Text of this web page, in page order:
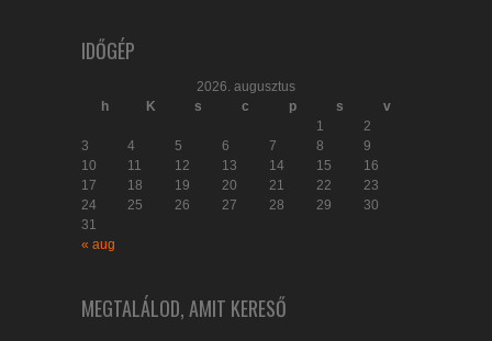
IDŐGÉP
2026. augusztus
h
K s c p s
v
1
2
3
4 5 6 7 8
9
10
11 12 13 14 15
16
17
18 19 20 21 22
23
24
25 26 27 28 29
30
31
« aug
MEGTALÁLOD, AMIT KERESŐ